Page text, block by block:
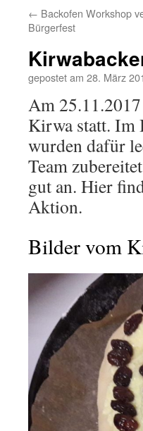
← Backofen Workshop
Bürgerfest
gepostet am 28. März
Am
Kirwa statt. Im
wurden dafür
Team
gut an. Hier
Aktion.
Bilder vom